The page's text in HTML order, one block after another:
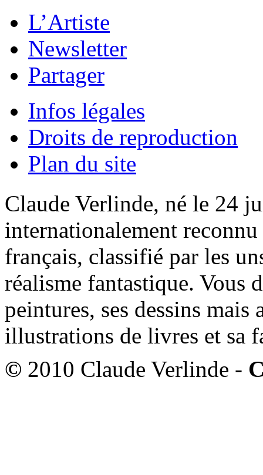
L’Artiste
Newsletter
Partager
Infos légales
Droits de reproduction
Plan du site
Claude Verlinde, né le 24
internationalement
français, classifié par les
réalisme fantastique. Vous
peintures, ses dessins mais
illustrations de livres et sa
© 2010 Claude Verlinde -